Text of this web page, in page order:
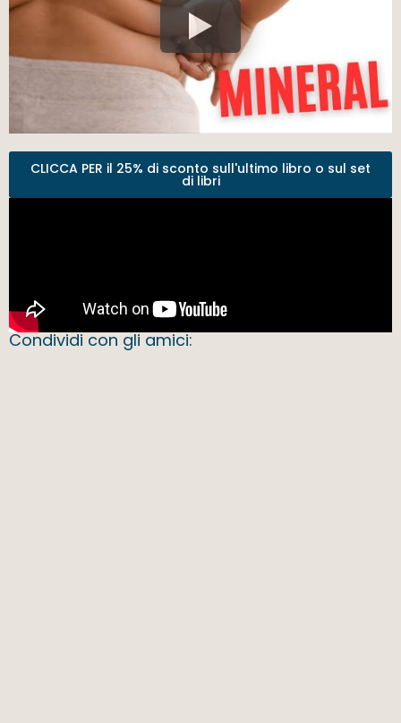
CLICCA PER il 25% di sconto sull'ultimo libro o sul set
di libri
Condividi con gli amici: